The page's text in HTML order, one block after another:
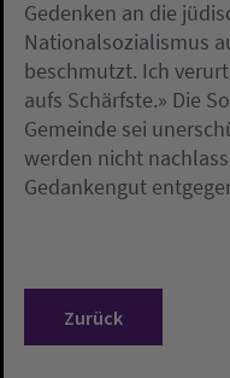
Gedenken an die
Nationalsozialismus
beschmutzt. Ich
aufs Schärfste.» Die
Gemeinde sei
werden nicht
Gedankengut
Zurück